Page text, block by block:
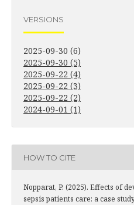
VERSIONS
2025-09-30 (6)
2025-09-30 (5)
2025-09-22 (4)
2025-09-22 (3)
2025-09-22 (2)
2024-09-01 (1)
HOW TO CITE
Nopparat, P. (2025). Effects of
sepsis patients care: a case